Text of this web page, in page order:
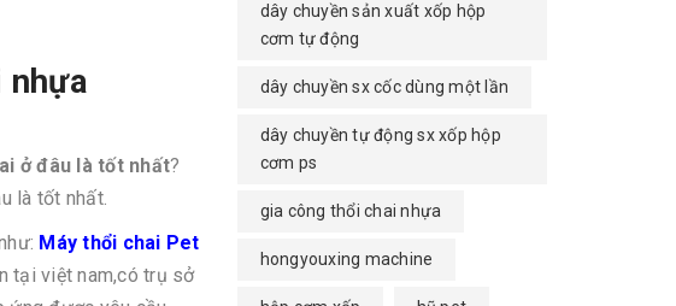
nhựa
ở đâu là tốt nhất?
là tốt nhất.
Máy thổi chai Pet
tại việt nam,có trụ sở
dây chuyền sản xuất xốp hộp
cơm tự động
dây chuyền sx cốc dùng một lần
dây chuyền tự động sx xốp hộp
cơm ps
gia công thổi chai nhựa
hongyouxing machine